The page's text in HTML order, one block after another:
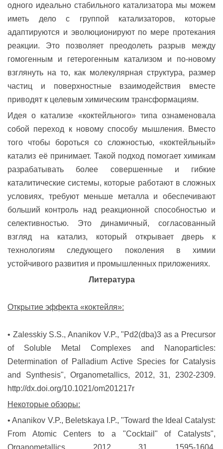
одного идеально стабильного катализатора мы можем
иметь дело с группой катализаторов, которые
адаптируются и эволюционируют по мере протекания
реакции. Это позволяет преодолеть разрыв между
гомогенным и гетерогенным катализом и по-новому
взглянуть на то, как молекулярная структура, размер
частиц и поверхностные взаимодействия вместе
приводят к целевым химическим трансформациям.
Идея о катализе «коктейльного» типа ознаменовала
собой переход к новому способу мышления. Вместо
того чтобы бороться со сложностью, «коктейльный»
катализ её принимает. Такой подход помогает химикам
разрабатывать более совершенные и гибкие
каталитические системы, которые работают в сложных
условиях, требуют меньше металла и обеспечивают
больший контроль над реакционной способностью и
селективностью. Это динамичный, согласованный
взгляд на катализ, который открывает дверь к
технологиям следующего поколения в химии
устойчивого развития и промышленных приложениях.
Литература
Открытие эффекта «коктейля»:
• Zalesskiy S.S., Ananikov V.P., "Pd2(dba)3 as a Precursor
of Soluble Metal Complexes and Nanoparticles:
Determination of Palladium Active Species for Catalysis
and Synthesis", Organometallics, 2012, 31, 2302-2309.
http://dx.doi.org/10.1021/om201217r
Некоторые обзоры:
• Ananikov V.P., Beletskaya I.P., "Toward the Ideal Catalyst:
From Atomic Centers to a "Cocktail" of Catalysts",
Organometallics, 2012, 31, 1595-1604.